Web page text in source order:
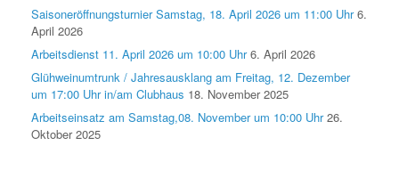
Saisoneröffnungsturnier Samstag, 18. April 2026 um 11:00 Uhr 6.
April 2026
Arbeitsdienst 11. April 2026 um 10:00 Uhr 6. April 2026
Glühweinumtrunk / Jahresausklang am Freitag, 12. Dezember
um 17:00 Uhr in/am Clubhaus 18. November 2025
Arbeitseinsatz am Samstag,08. November um 10:00 Uhr 26.
Oktober 2025